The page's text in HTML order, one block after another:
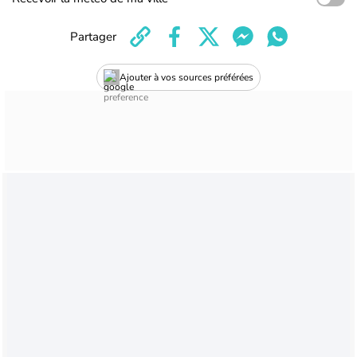
Ajouter à vos sources préférées
Partager